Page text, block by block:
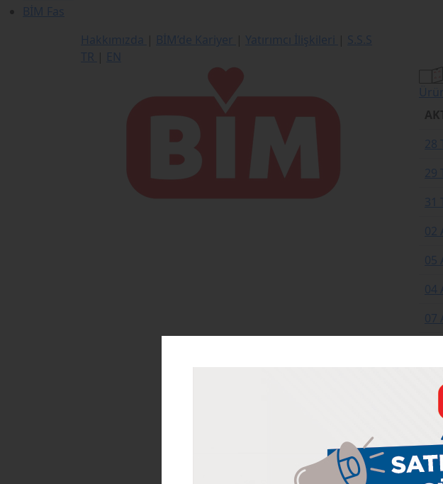
BİM Fas
Hakkımızda
BİM’de Kariyer Yatırımcı İlişkileri
S.S.S
TR
EN
28
29
31
02
05
04
07
Özel